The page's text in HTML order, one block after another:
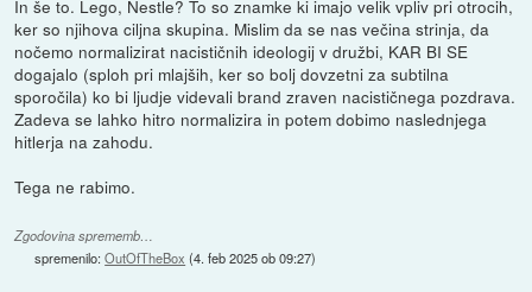
In še to. Lego, Nestle? To so znamke ki imajo velik vpliv pri otrocih,
ker so njihova ciljna skupina. Mislim da se nas večina strinja, da
nočemo normalizirat nacističnih ideologij v družbi, KAR BI SE
dogajalo (sploh pri mlajših, ker so bolj dovzetni za subtilna
sporočila) ko bi ljudje videvali brand zraven nacističnega pozdrava.
Zadeva se lahko hitro normalizira in potem dobimo naslednjega
hitlerja na zahodu.
Tega ne rabimo.
Zgodovina sprememb…
spremenilo:OutOfTheBox (4. feb 2025 ob 09:27)